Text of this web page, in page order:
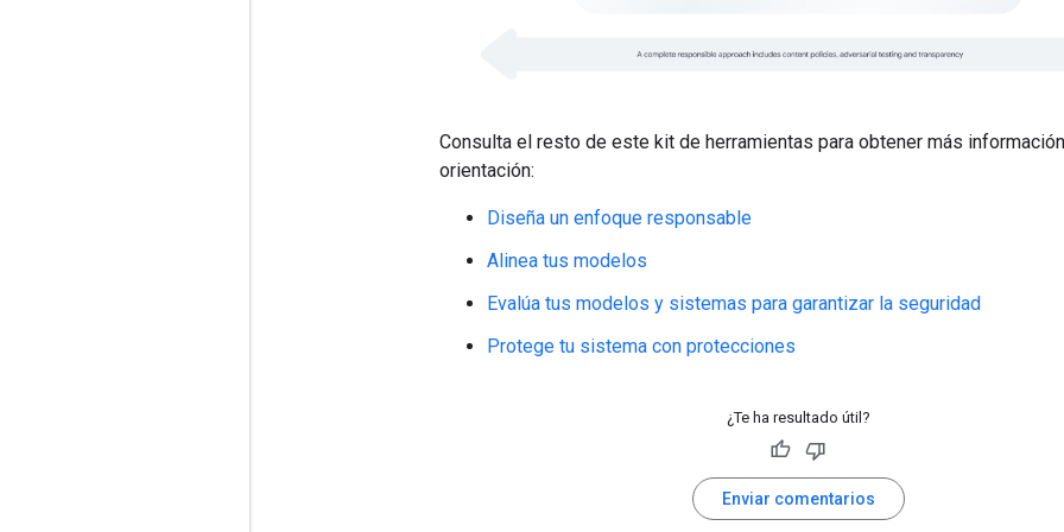
Consulta el resto de este kit de herramientas para obtener más
orientación:
Diseña un enfoque responsable
Alinea tus modelos
Evalúa tus modelos y sistemas para garantizar la seguridad
Protege tu sistema con protecciones
¿Te ha resultado útil?
Enviar comentarios